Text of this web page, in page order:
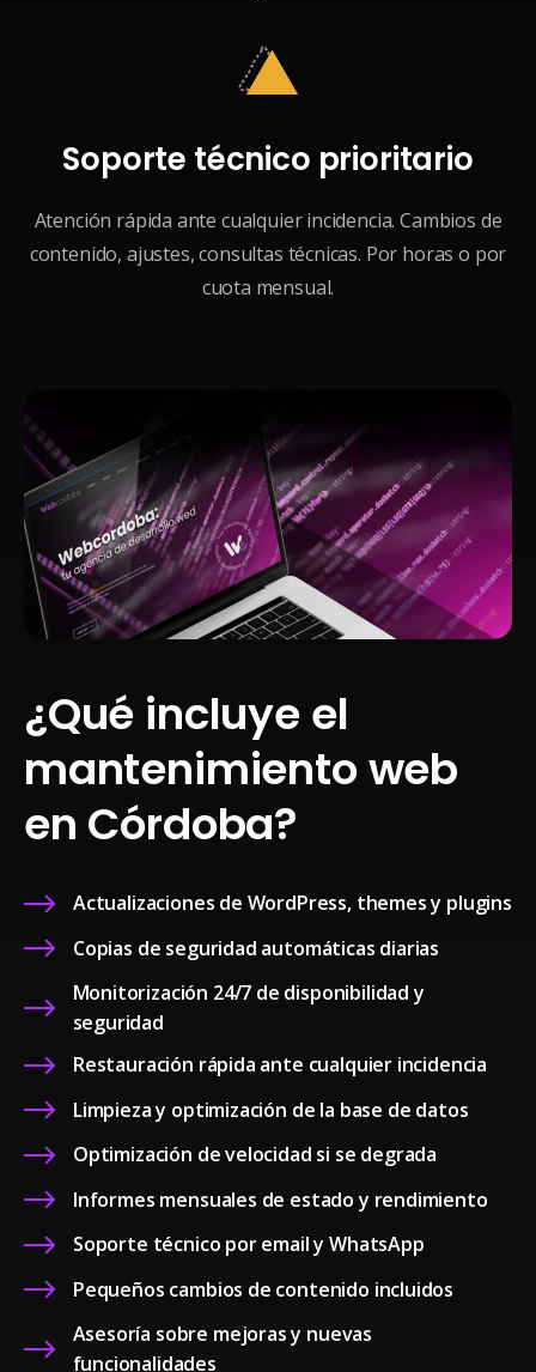
Soporte técnico prioritario
Atención rápida ante cualquier incidencia. Cambios de
contenido, ajustes, consultas técnicas. Por horas o por
cuota mensual.
¿Qué incluye el
mantenimiento web
en Córdoba?
Actualizaciones de WordPress, themes y plugins
Copias de seguridad automáticas diarias
Monitorización 24/7 de disponibilidad y
seguridad
Restauración rápida ante cualquier incidencia
Limpieza y optimización de la base de datos
Optimización de velocidad si se degrada
Informes mensuales de estado y rendimiento
Soporte técnico por email y WhatsApp
Pequeños cambios de contenido incluidos
Asesoría sobre mejoras y nuevas
funcionalidades